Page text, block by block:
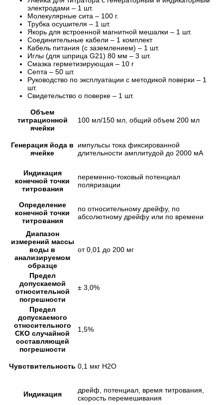
электродами – 1 шт.
Молекулярные сита – 100 г.
Трубка осушителя – 1 шт.
Якорь для встроенной магнитной мешалки – 1 шт.
Соединительные кабели – 1 комплект
Кабель питания (с заземлением) – 1 шт.
Иглы (для шприца G21) 80 мм – 3 шт.
Смазка герметизирующая – 10 г
Септа – 50 шт.
Руководство по эксплуатации с методикой поверки – 1
шт.
Свидетельство о поверке – 1 шт.
Объем
титрационной
ячейки
100 мл/150 мл, общий объем 200 мл
Генерация йода в
ячейке
импульсы тока фиксированной
длительности амплитудой до 2000 мА
Индикация
конечной точки
титрования
переменно-токовый потенциал
поляризации
Определение
конечной точки
титрования
по относительному дрейфу, по
абсолютному дрейфу или по времени
Диапазон
измерений массы
воды в
анализируемом
образце
от 0,01 до 200 мг
Предел
допускаемой
относительной
погрешности
± 3,0%
Предел
допускаемого
относительного
СКО случайной
составляющей
погрешности
1,5%
Чувствительность 0,1 мкг H2O
Индикация
дрейф, потенциал, время титрования,
скорость перемешивания